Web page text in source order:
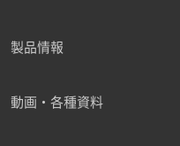
製品情報
動画・各種資料